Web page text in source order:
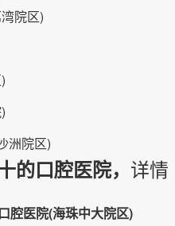
院区)
洲院区)
的口腔医院， 详情
腔医院(海珠中大院区)